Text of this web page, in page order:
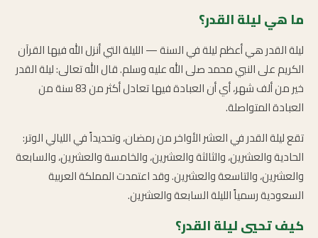
ما هي ليلة القدر؟
ليلة القدر هي أعظم ليلة في السنة — الليلة التي أنزل الله فيها القرآن
الكريم على النبي محمد صلى الله عليه وسلم. قال الله تعالى: ليلة القدر
خير من ألف شهر، أي أن العبادة فيها تعادل أكثر من 83 سنة من
العبادة المتواصلة.
تقع ليلة القدر في العشر الأواخر من رمضان، وتحديداً في الليالي الوتر:
الحادية والعشرين، والثالثة والعشرين، والخامسة والعشرين، والسابعة
والعشرين، والتاسعة والعشرين. وقد اعتمدت المملكة العربية
السعودية رسمياً الليلة السابعة والعشرين.
كيف تحيي ليلة القدر؟